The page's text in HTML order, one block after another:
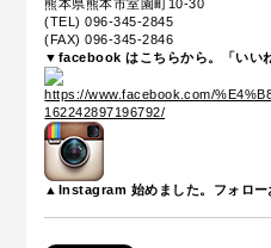
熊本県熊本市室園町10-30
(TEL) 096-345-2845
(FAX) 096-345-2846
▼facebook はこちらから。「いい
▲Instagram 始めました。フォロー